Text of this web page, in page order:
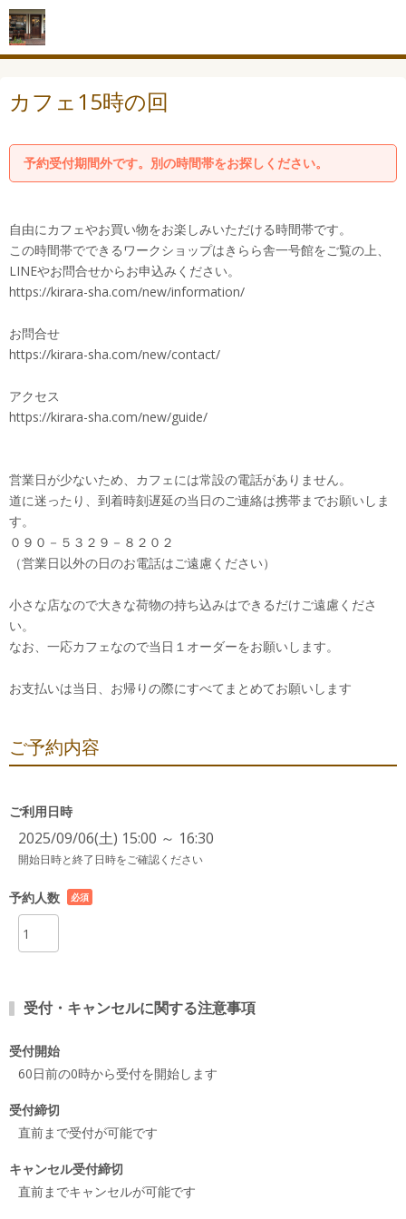
カフェ15時の回
予約受付期間外です。別の時間帯をお探しください。
自由にカフェやお買い物をお楽しみいただける時間帯です。
この時間帯でできるワークショップはきらら舎一号館をご覧の上、
LINEやお問合せからお申込みください。
https://kirara-sha.com/new/information/
お問合せ
https://kirara-sha.com/new/contact/
アクセス
https://kirara-sha.com/new/guide/
営業日が少ないため、カフェには常設の電話がありません。
道に迷ったり、到着時刻遅延の当日のご連絡は携帯までお願いしま
す。
０９０－５３２９－８２０２
（営業日以外の日のお電話はご遠慮ください）
小さな店なので大きな荷物の持ち込みはできるだけご遠慮くださ
い。
なお、一応カフェなので当日１オーダーをお願いします。
お支払いは当日、お帰りの際にすべてまとめてお願いします
ご予約内容
ご利用日時
2025/09/06(土) 15:00 ～ 16:30
開始日時と終了日時をご確認ください
予約人数
必須
受付・キャンセルに関する注意事項
受付開始
60日前の0時から受付を開始します
受付締切
直前まで受付が可能です
キャンセル受付締切
直前までキャンセルが可能です